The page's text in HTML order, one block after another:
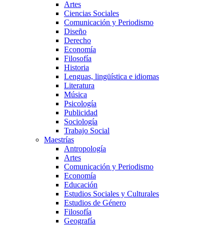
Artes
Ciencias Sociales
Comunicación y Periodismo
Diseño
Derecho
Economía
Filosofía
Historia
Lenguas, lingüística e idiomas
Literatura
Música
Psicología
Publicidad
Sociología
Trabajo Social
Maestrías
Antropología
Artes
Comunicación y Periodismo
Economía
Educación
Estudios Sociales y Culturales
Estudios de Género
Filosofía
Geografía